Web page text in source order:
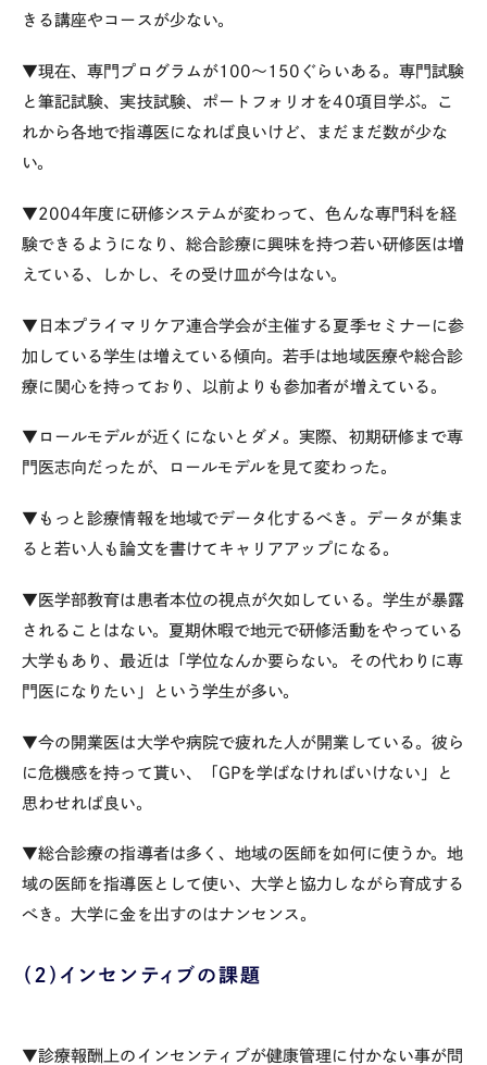
きる講座やコースが少ない。
▼現在、専門プログラムが100～150ぐらいある。専門試験
と筆記試験、実技試験、ポートフォリオを40項目学ぶ。こ
れから各地で指導医になれば良いけど、まだまだ数が少な
い。
▼2004年度に研修システムが変わって、色んな専門科を経
験できるようになり、総合診療に興味を持つ若い研修医は増
えている、しかし、その受け皿が今はない。
▼日本プライマリケア連合学会が主催する夏季セミナーに参
加している学生は増えている傾向。若手は地域医療や総合診
療に関心を持っており、以前よりも参加者が増えている。
▼ロールモデルが近くにないとダメ。実際、初期研修まで専
門医志向だったが、ロールモデルを見て変わった。
▼もっと診療情報を地域でデータ化するべき。データが集ま
ると若い人も論文を書けてキャリアアップになる。
▼医学部教育は患者本位の視点が欠如している。学生が暴露
されることはない。夏期休暇で地元で研修活動をやっている
大学もあり、最近は「学位なんか要らない。その代わりに専
門医になりたい」という学生が多い。
▼今の開業医は大学や病院で疲れた人が開業している。彼ら
に危機感を持って貰い、「GPを学ばなければいけない」と
思わせれば良い。
▼総合診療の指導者は多く、地域の医師を如何に使うか。地
域の医師を指導医として使い、大学と協力しながら育成する
べき。大学に金を出すのはナンセンス。
（２）インセンティブの課題
▼診療報酬上のインセンティブが健康管理に付かない事が問